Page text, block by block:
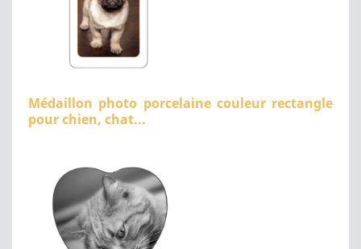
Médaillon photo porcelaine couleur rectangle
pour chien, chat...